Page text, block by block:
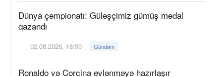
Dünya çempionatı: Güləşçimiz gümüş medal
qazandı
02.08.2026, 18:50 Gündəm
Ronaldo və Corcina evlənməyə hazırlaşır